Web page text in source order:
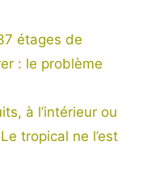
étages de
: le problème
à l’intérieur ou
tropical ne l’est